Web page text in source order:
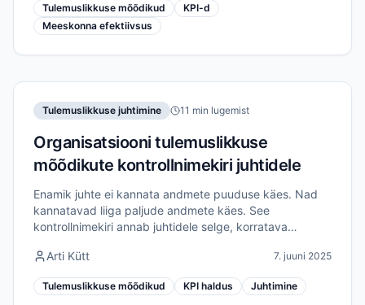
Tulemuslikkuse mõõdikud
KPI-d
Meeskonna efektiivsus
Tulemuslikkuse juhtimine 11 min lugemist
Organisatsiooni tulemuslikkuse
mõõdikute kontrollnimekiri juhtidele
Enamik juhte ei kannata andmete puuduse käes. Nad
kannatavad liiga paljude andmete käes. See
kontrollnimekiri annab juhtidele selge, korratava
struktureerimiseks ja nende alusel tegutsemiseks.
Arti Kütt 7. juuni 2025
Tulemuslikkuse mõõdikud KPI haldus Juhtimine